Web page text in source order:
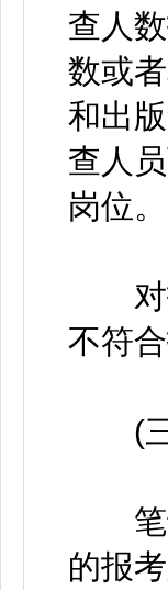
查人
数或
和出
查人
岗位。
对报
不符
(三
笔试
的报